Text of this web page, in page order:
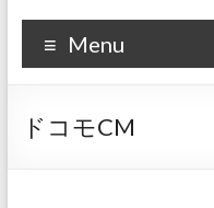
バ
イ
ル
び
ビュ
ホ値
Menu
ドコモCM